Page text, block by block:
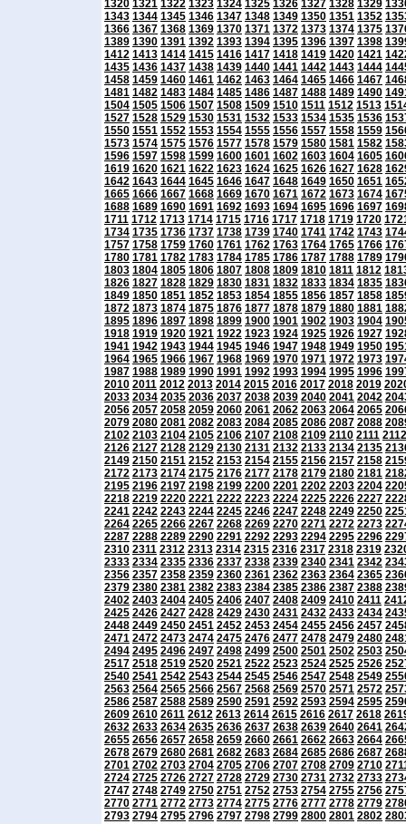
1320 1321 1322 1323 1324 1325 1326 1327 1328 1329
1343 1344 1345 1346 1347 1348 1349 1350 1351 1352
1366 1367 1368 1369 1370 1371 1372 1373 1374 1375
1389 1390 1391 1392 1393 1394 1395 1396 1397 1398
1412 1413 1414 1415 1416 1417 1418 1419 1420 1421
1435 1436 1437 1438 1439 1440 1441 1442 1443 1444
1458 1459 1460 1461 1462 1463 1464 1465 1466 1467
1481 1482 1483 1484 1485 1486 1487 1488 1489 1490
1504 1505 1506 1507 1508 1509 1510 1511 1512 1513
1527 1528 1529 1530 1531 1532 1533 1534 1535 1536
1550 1551 1552 1553 1554 1555 1556 1557 1558 1559
1573 1574 1575 1576 1577 1578 1579 1580 1581 1582
1596 1597 1598 1599 1600 1601 1602 1603 1604 1605
1619 1620 1621 1622 1623 1624 1625 1626 1627 1628
1642 1643 1644 1645 1646 1647 1648 1649 1650 1651
1665 1666 1667 1668 1669 1670 1671 1672 1673 1674
1688 1689 1690 1691 1692 1693 1694 1695 1696 1697
1711 1712 1713 1714 1715 1716 1717 1718 1719 1720
1734 1735 1736 1737 1738 1739 1740 1741 1742 1743
1757 1758 1759 1760 1761 1762 1763 1764 1765 1766
1780 1781 1782 1783 1784 1785 1786 1787 1788 1789
1803 1804 1805 1806 1807 1808 1809 1810 1811 1812
1826 1827 1828 1829 1830 1831 1832 1833 1834 1835
1849 1850 1851 1852 1853 1854 1855 1856 1857 1858
1872 1873 1874 1875 1876 1877 1878 1879 1880 1881
1895 1896 1897 1898 1899 1900 1901 1902 1903 1904
1918 1919 1920 1921 1922 1923 1924 1925 1926 1927
1941 1942 1943 1944 1945 1946 1947 1948 1949 1950
1964 1965 1966 1967 1968 1969 1970 1971 1972 1973
1987 1988 1989 1990 1991 1992 1993 1994 1995 1996
2010 2011 2012 2013 2014 2015 2016 2017 2018 2019
2033 2034 2035 2036 2037 2038 2039 2040 2041 2042
2056 2057 2058 2059 2060 2061 2062 2063 2064 2065
2079 2080 2081 2082 2083 2084 2085 2086 2087 2088
2102 2103 2104 2105 2106 2107 2108 2109 2110 2111 2112
2126 2127 2128 2129 2130 2131 2132 2133 2134 2135
2149 2150 2151 2152 2153 2154 2155 2156 2157 2158
2172 2173 2174 2175 2176 2177 2178 2179 2180 2181
2195 2196 2197 2198 2199 2200 2201 2202 2203 2204
2218 2219 2220 2221 2222 2223 2224 2225 2226 2227
2241 2242 2243 2244 2245 2246 2247 2248 2249 2250
2264 2265 2266 2267 2268 2269 2270 2271 2272 2273
2287 2288 2289 2290 2291 2292 2293 2294 2295 2296
2310 2311 2312 2313 2314 2315 2316 2317 2318 2319
2333 2334 2335 2336 2337 2338 2339 2340 2341 2342
2356 2357 2358 2359 2360 2361 2362 2363 2364 2365
2379 2380 2381 2382 2383 2384 2385 2386 2387 2388
2402 2403 2404 2405 2406 2407 2408 2409 2410 2411
2425 2426 2427 2428 2429 2430 2431 2432 2433 2434
2448 2449 2450 2451 2452 2453 2454 2455 2456 2457
2471 2472 2473 2474 2475 2476 2477 2478 2479 2480
2494 2495 2496 2497 2498 2499 2500 2501 2502 2503
2517 2518 2519 2520 2521 2522 2523 2524 2525 2526
2540 2541 2542 2543 2544 2545 2546 2547 2548 2549
2563 2564 2565 2566 2567 2568 2569 2570 2571 2572
2586 2587 2588 2589 2590 2591 2592 2593 2594 2595
2609 2610 2611 2612 2613 2614 2615 2616 2617 2618
2632 2633 2634 2635 2636 2637 2638 2639 2640 2641
2655 2656 2657 2658 2659 2660 2661 2662 2663 2664
2678 2679 2680 2681 2682 2683 2684 2685 2686 2687
2701 2702 2703 2704 2705 2706 2707 2708 2709 2710
2724 2725 2726 2727 2728 2729 2730 2731 2732 2733
2747 2748 2749 2750 2751 2752 2753 2754 2755 2756
2770 2771 2772 2773 2774 2775 2776 2777 2778 2779
2793 2794 2795 2796 2797 2798 2799 2800 2801 2802